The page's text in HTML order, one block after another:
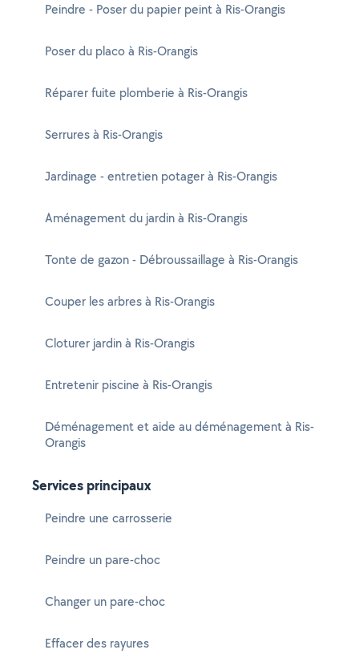
Peindre - Poser du papier peint à Ris-Orangis
Poser du placo à Ris-Orangis
Réparer fuite plomberie à Ris-Orangis
Serrures à Ris-Orangis
Jardinage - entretien potager à Ris-Orangis
Aménagement du jardin à Ris-Orangis
Tonte de gazon - Débroussaillage à Ris-Orangis
Couper les arbres à Ris-Orangis
Cloturer jardin à Ris-Orangis
Entretenir piscine à Ris-Orangis
Déménagement et aide au déménagement à Ris-
Orangis
Services principaux
Peindre une carrosserie
Peindre un pare-choc
Changer un pare-choc
Effacer des rayures